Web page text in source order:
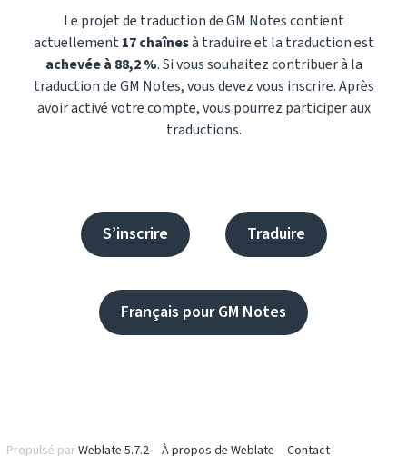
Le projet de traduction de GM Notes contient
actuellement17 chaînesà traduire et la traduction est
achevée à 88,2 %. Si vous souhaitez contribuer à la
traduction de GM Notes, vous devez vous inscrire. Après
avoir activé votre compte, vous pourrez participer aux
traductions.
S’inscrire Traduire
Français pour GM Notes
Propulsé parWeblate 5.7.2 À propos de Weblate Contact